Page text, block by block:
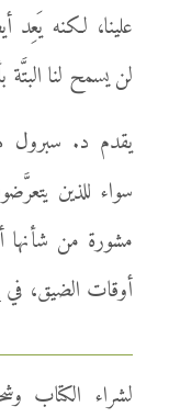
علينا، لكنه يَعِد
لن يسمح لنا البتَّة
يقدم د. سبرول
سواء للذين
مشورة من شأنها
أوقات الضيق،
لشراء الكتاب